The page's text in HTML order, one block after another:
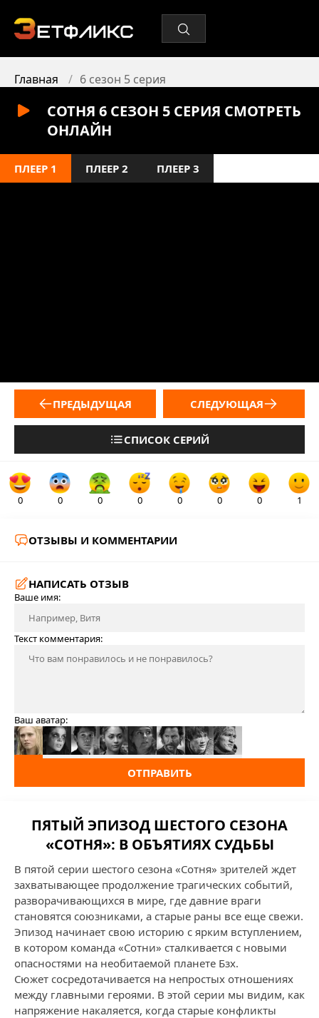
Главная 6 сезон 5 серия
СОТНЯ 6 СЕЗОН 5 СЕРИЯ СМОТРЕТЬ
ОНЛАЙН
ПЛЕЕР 1 ПЛЕЕР 2 ПЛЕЕР 3
ПРЕДЫДУЩАЯ
СПИСОК СЕРИЙ
СЛЕДУЮЩАЯ
0 0 0 0 0 0 0 1
ОТЗЫВЫ И КОММЕНТАРИИ
НАПИСАТЬ ОТЗЫВ
Ваше имя:
Текст комментария:
Ваш аватар:
ОТПРАВИТЬ
ПЯТЫЙ ЭПИЗОД ШЕСТОГО СЕЗОНА
«СОТНЯ»: В ОБЪЯТИЯХ СУДЬБЫ
В пятой серии шестого сезона «Сотня» зрителей ждет
захватывающее продолжение трагических событий,
разворачивающихся в мире, где давние враги
становятся союзниками, а старые раны все еще свежи.
Эпизод начинает свою историю с ярким вступлением,
в котором команда «Сотни» сталкивается с новыми
опасностями на необитаемой планете Бзх.
Сюжет сосредотачивается на непростых отношениях
между главными героями. В этой серии мы видим, как
напряжение накаляется, когда старые конфликты